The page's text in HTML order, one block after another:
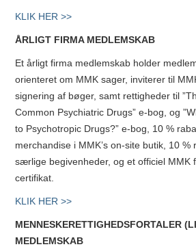
KLIK HER >>
ÅRLIGT FIRMA MEDLEMSKAB
Et årligt firma medlemskab holder
orienteret om MMK sager, inviterer til
signering af bøger, samt rettigheder til
Common Psychiatric Drugs” e-bog, og
to Psychotropic Drugs?” e-bog, 10 %
merchandise i MMK’s on-site butik, 10 %
særlige begivenheder, og et officiel MMK
certifikat.
KLIK HER >>
MENNESKERETTIGHEDSFORTALER
MEDLEMSKAB